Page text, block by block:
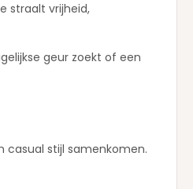
straalt vrijheid,
geur zoekt of een
casual stijl samenkomen.